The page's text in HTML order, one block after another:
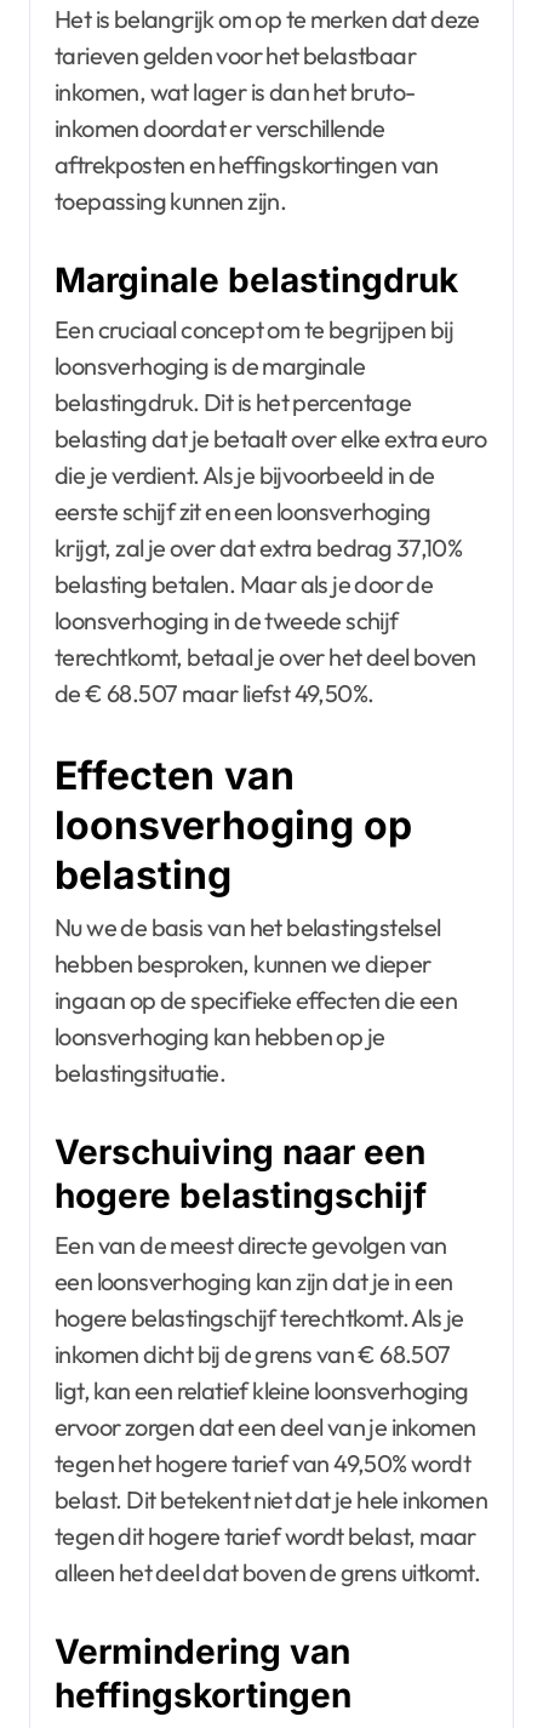
Het is belangrijk om op te merken dat deze
tarieven gelden voor het belastbaar
inkomen, wat lager is dan het bruto-
inkomen doordat er verschillende
aftrekposten en heffingskortingen van
toepassing kunnen zijn.
Marginale belastingdruk
Een cruciaal concept om te begrijpen bij
loonsverhoging is de marginale
belastingdruk. Dit is het percentage
belasting dat je betaalt over elke extra euro
die je verdient. Als je bijvoorbeeld in de
eerste schijf zit en een loonsverhoging
krijgt, zal je over dat extra bedrag 37,10%
belasting betalen. Maar als je door de
loonsverhoging in de tweede schijf
terechtkomt, betaal je over het deel boven
de € 68.507 maar liefst 49,50%.
Effecten van
loonsverhoging op
belasting
Nu we de basis van het belastingstelsel
hebben besproken, kunnen we dieper
ingaan op de specifieke effecten die een
loonsverhoging kan hebben op je
belastingsituatie.
Verschuiving naar een
hogere belastingschijf
Een van de meest directe gevolgen van
een loonsverhoging kan zijn dat je in een
hogere belastingschijf terechtkomt. Als je
inkomen dicht bij de grens van € 68.507
ligt, kan een relatief kleine loonsverhoging
ervoor zorgen dat een deel van je inkomen
tegen het hogere tarief van 49,50% wordt
belast. Dit betekent niet dat je hele inkomen
tegen dit hogere tarief wordt belast, maar
alleen het deel dat boven de grens uitkomt.
Vermindering van
heffingskortingen